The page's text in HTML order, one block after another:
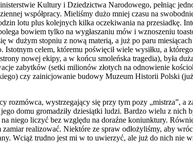
Kultury i Dziedzictwa Narodowego, pełniąc
współpracy. Mieliśmy dużo mniej czasu na
lotu plus kolejnych kilka oczekiwania na przesiadkę.
bowiem tylko na wygłaszaniu mów i wznoszeniu
w dużym stopniu z nową materią, a już po paru
celem, któremu poświęcił wiele wysiłku, a
nowej ekipy, a w końcu smoleńska tragedia), była
zabytków (setki milionów złotych na odnowienie
czy zainicjowanie budowy Muzeum Historii Polski
rozmówca, wystrzegający się przy tym pozy „mistrza”, a
domu gromadziły dziesiątki ludzi. Bardzo wielu z nich
niego liczyć bez względu na doraźne koniunktury.
realizować. Niektóre ze spraw odłożyliśmy, aby
Wciąż trudno jest mi w to uwierzyć, ale już do nich nie